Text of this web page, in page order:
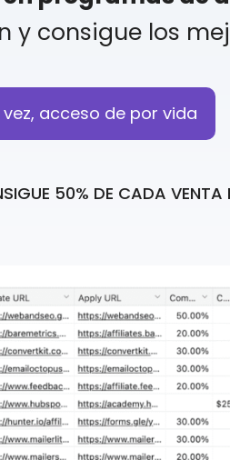
y consigue los
vez, acceso de por vida
50% DE CADA